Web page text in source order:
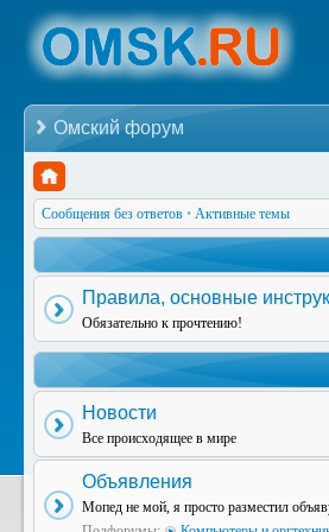
Омский форум
Сообщения без ответов • Активные темы
Правила, основные
Обязательно к прочтению!
Новости
Все происходящее в мире
Объявления
Мопед не мой, я просто разместил